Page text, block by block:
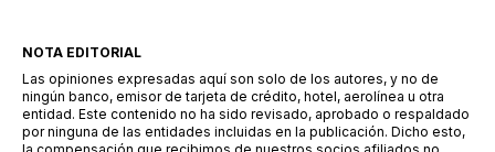
NOTA EDITORIAL
Las opiniones expresadas aquí son solo de los autores, y no de
ningún banco, emisor de tarjeta de crédito, hotel, aerolínea u otra
entidad. Este contenido no ha sido revisado, aprobado o respaldado
por ninguna de las entidades incluidas en la publicación. Dicho esto,